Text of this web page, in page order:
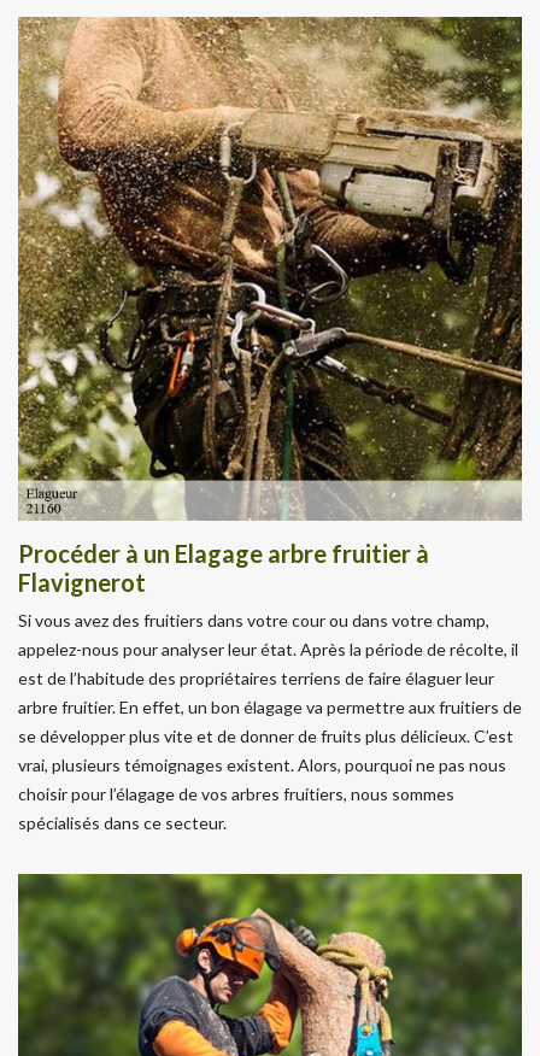
Procéder à un Elagage arbre fruitier à
Flavignerot
Si vous avez des fruitiers dans votre cour ou dans votre champ,
appelez-nous pour analyser leur état. Après la période de récolte, il
est de l’habitude des propriétaires terriens de faire élaguer leur
arbre fruitier. En effet, un bon élagage va permettre aux fruitiers de
se développer plus vite et de donner de fruits plus délicieux. C’est
vrai, plusieurs témoignages existent. Alors, pourquoi ne pas nous
choisir pour l’élagage de vos arbres fruitiers, nous sommes
spécialisés dans ce secteur.